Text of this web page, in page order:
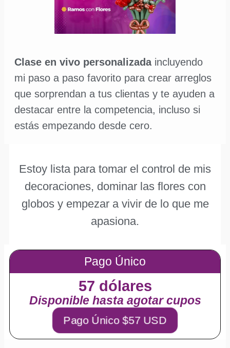
Clase en vivo personalizada incluyendo
mi paso a paso favorito para crear arreglos
que sorprendan a tus clientas y te ayuden a
destacar entre la competencia, incluso si
estás empezando desde cero.
Estoy lista para tomar el control de mis
decoraciones, dominar las flores con
globos y empezar a vivir de lo que me
apasiona.
Pago Único
57 dólares
Disponible hasta agotar cupos
Pago Único $57 USD